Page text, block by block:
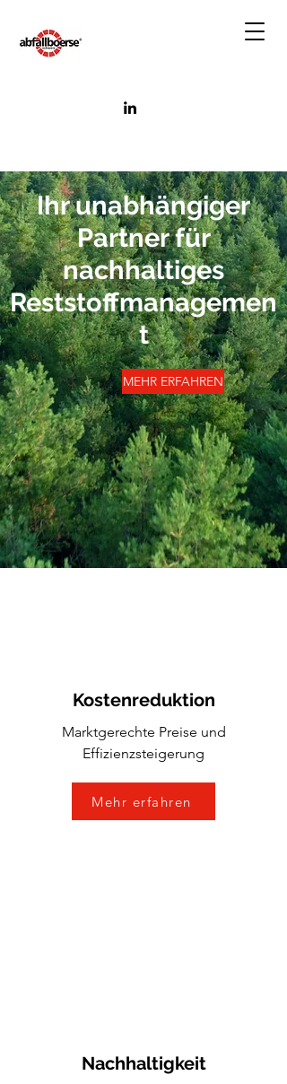
Ihr unabhängiger
Partner für
nachhaltiges
Reststoffmanagemen
t
MEHR ERFAHREN
Kostenreduktion
Marktgerechte Preise und
Effizienzsteigerung
Mehr erfahren
Nachhaltigkeit